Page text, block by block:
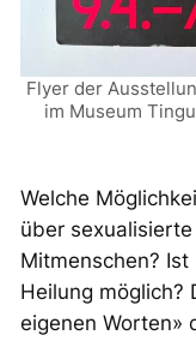
Flyer der
im Museum
Welche
über
Mitmenschen?
Heilung möglich?
eigenen Worten»